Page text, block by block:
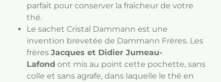
parfait pour conserver la fraîcheur de votre
thé.
Le sachet Cristal Dammann est une
invention brevetée de Dammann Frères. Les
frères Jacques et Didier Jumeau-
Lafond ont mis au point cette pochette, sans
colle et sans agrafe, dans laquelle le thé en